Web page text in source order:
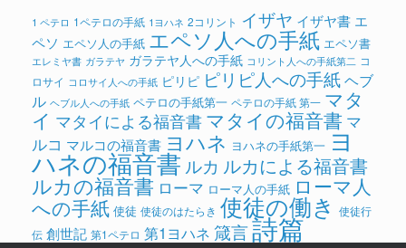
1 ペテロ 1ペテロの手紙 1ヨハネ 2コリント イザヤ イザヤ書 エ
ペソ エペソ人の手紙 エペソ人への手紙 エペソ書
エレミヤ書 ガラテヤ ガラテヤ人への手紙 コリント人への手紙第二 コ
ロサイ コロサイ人への手紙 ピリピ ピリピ人への手紙ヘブ
ル ヘブル人への手紙 ペテロの手紙第一 ペテロの手紙 第一 マタ
イ マタイによる福音書 マタイの福音書 マ
ルコ マルコの福音書 ヨハネ ヨハネの手紙第一 ヨ
ハネの福音書 ルカ ルカによる福音書
ルカの福音書 ローマ ローマ人の手紙 ローマ人
への手紙 使徒 使徒のはたらき 使徒の働き 使徒行
伝 創世記 第1ペテロ 第1ヨハネ 箴言詩篇